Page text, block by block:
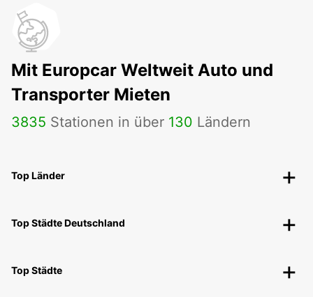
Mit Europcar Weltweit Auto und
Transporter Mieten
3835 Stationen in über 130 Ländern
Top Länder
Top Städte Deutschland
Top Städte